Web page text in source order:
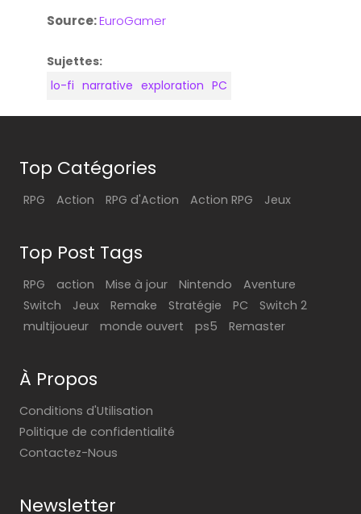
Source:EuroGamer
Sujettes:
lo-fi narrative exploration PC
Top Catégories
RPG Action RPG d'Action Action RPG Jeux
Top Post Tags
RPG action Mise à jour Nintendo
Aventure
Switch
Jeux Remake Stratégie PC
Switch 2
multijoueur
monde ouvert ps5 Remaster
À Propos
Conditions d'Utilisation
Politique de confidentialité
Contactez-Nous
Newsletter